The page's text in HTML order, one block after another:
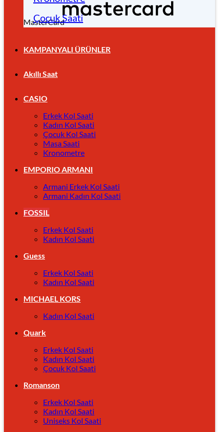
MasterCard
Çocuk Saati
KAMPANYALI ÜRÜNLER
Akıllı Saat
CASIO
Erkek Kol Saati
Kadın Kol Saati
Çocuk Kol Saati
Masa Saati
Kronometre
EMPORIO ARMANI
Armani Erkek Kol Saati
Armani Kadın Kol Saati
FOSSIL
Erkek Kol Saati
Kadın Kol Saati
Guess
Erkek Kol Saati
Kadın Kol Saati
MICHAEL KORS
Kadın Kol Saati
Quark
Erkek Kol Saati
Kadın Kol Saati
Çocuk Kol Saati
Romanson
Erkek Kol Saati
Kadın Kol Saati
Uniseks Kol Saati